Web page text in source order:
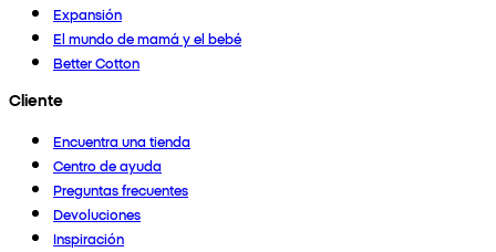
Expansión
El mundo de mamá y el bebé
Better Cotton
Cliente
Encuentra una tienda
Centro de ayuda
Preguntas frecuentes
Devoluciones
Inspiración